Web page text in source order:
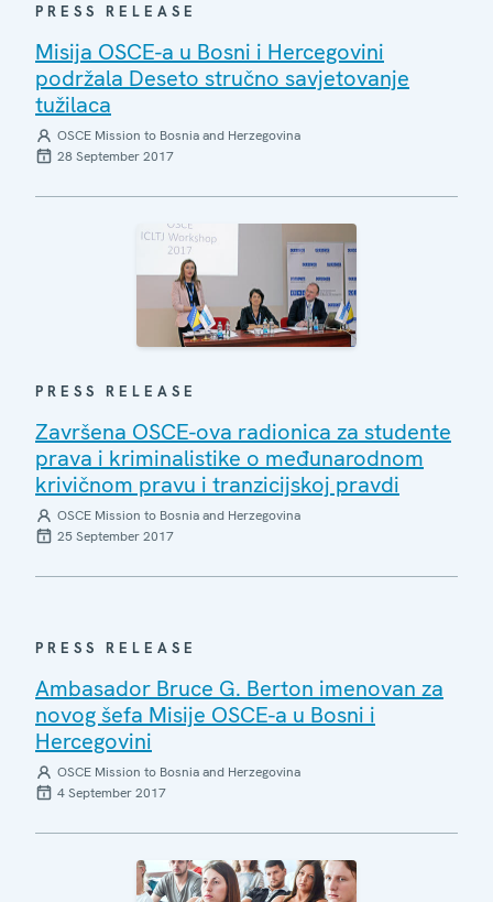
PRESS RELEASE
Misija OSCE-a u Bosni i Hercegovini
podržala Deseto stručno savjetovanje
tužilaca
OSCE Mission to Bosnia and Herzegovina
28 September 2017
PRESS RELEASE
Završena OSCE-ova radionica za studente
prava i kriminalistike o međunarodnom
krivičnom pravu i tranzicijskoj pravdi
OSCE Mission to Bosnia and Herzegovina
25 September 2017
PRESS RELEASE
Ambasador Bruce G. Berton imenovan za
novog šefa Misije OSCE-a u Bosni i
Hercegovini
OSCE Mission to Bosnia and Herzegovina
4 September 2017